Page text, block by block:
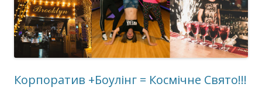
Корпоратив +Боулінг = Космічне Свято!!!